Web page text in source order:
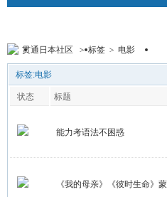
贯通日本 日本社区
贯通日本社区 > 标签 > 电影
标签:电影
状态 标题
能力考语法不困惑
《我的母亲》《彼时生命》